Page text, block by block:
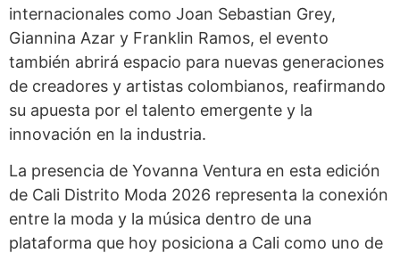
internacionales como Joan Sebastian Grey,
Giannina Azar y Franklin Ramos, el evento
también abrirá espacio para nuevas generaciones
de creadores y artistas colombianos, reafirmando
su apuesta por el talento emergente y la
innovación en la industria.
La presencia de Yovanna Ventura en esta edición
de Cali Distrito Moda 2026 representa la conexión
entre la moda y la música dentro de una
plataforma que hoy posiciona a Cali como uno de